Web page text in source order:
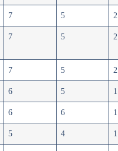
7 5 2
7 5 2
7 5 2
6 5 1
6 6 1
5 4 1